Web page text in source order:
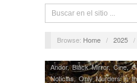
Browse: Home / 2025 /
Andor,Black Mirror,Cine,
Noticias,Only Murders in